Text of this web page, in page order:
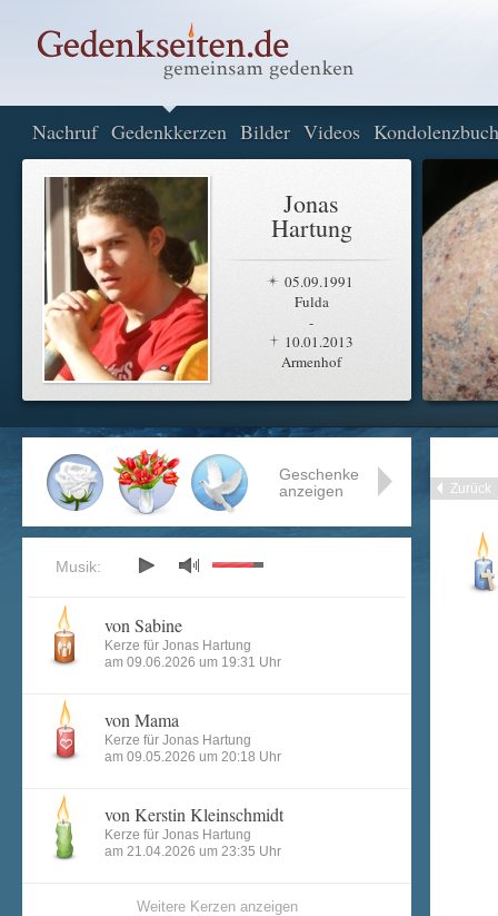
Nachruf Gedenkkerzen Bilder Videos Kondolenzbuch
Jonas
Hartung
05.09.1991
Fulda
-
10.01.2013
Armenhof
Zurück
Geschenke
anzeigen
Musik:
von Sabine
Kerze für Jonas Hartung
am 09.06.2026 um 19:31 Uhr
von Mama
Kerze für Jonas Hartung
am 09.05.2026 um 20:18 Uhr
von Kerstin Kleinschmidt
Kerze für Jonas Hartung
am 21.04.2026 um 23:35 Uhr
Weitere Kerzen anzeigen